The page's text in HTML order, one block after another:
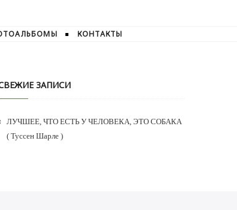
КОНТАКТЫ
ЗАПИСИ
ЛУЧШЕЕ, ЧТО ЕСТЬ У ЧЕЛОВЕКА, ЭТО СОБАКА
( Туссен Шарле )